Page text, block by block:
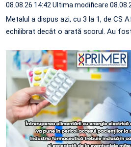
08.08.26 14:42 Ultima modificare
Metalul a dispus azi, cu 3 la 1, de CS
echilibrat decât o arată scorul. Au